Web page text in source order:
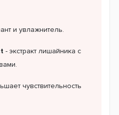
и увлажнитель.
- экстракт лишайника с
чувствительность